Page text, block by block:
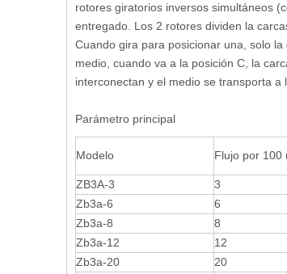
rotores giratorios inversos simultáneos
entregado. Los 2 rotores dividen la
Cuando gira para posicionar una, solo
medio, cuando va a la posición C, la
interconectan y el medio se transporta
Parámetro principal
Modelo Flujo por 100
ZB3A-3 3
Zb3a-6
6
Zb3a-8
8
Zb3a-12
12
Zb3a-20
20